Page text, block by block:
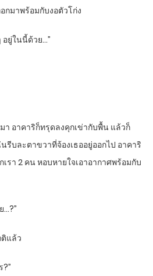
กมาพร้อมกับงอตัวโก่ง
อยู่ในนี้ด้วย…”
า อาคาริก็ทรุดลงคุกเข่ากับพื้น แล้วก็
รีบละตาขวาที่จ้องเธออยู่ออกไป อาคาริ
รา 2 คน หอบหายใจเอาอากาศพร้อมกับ
แล้ว